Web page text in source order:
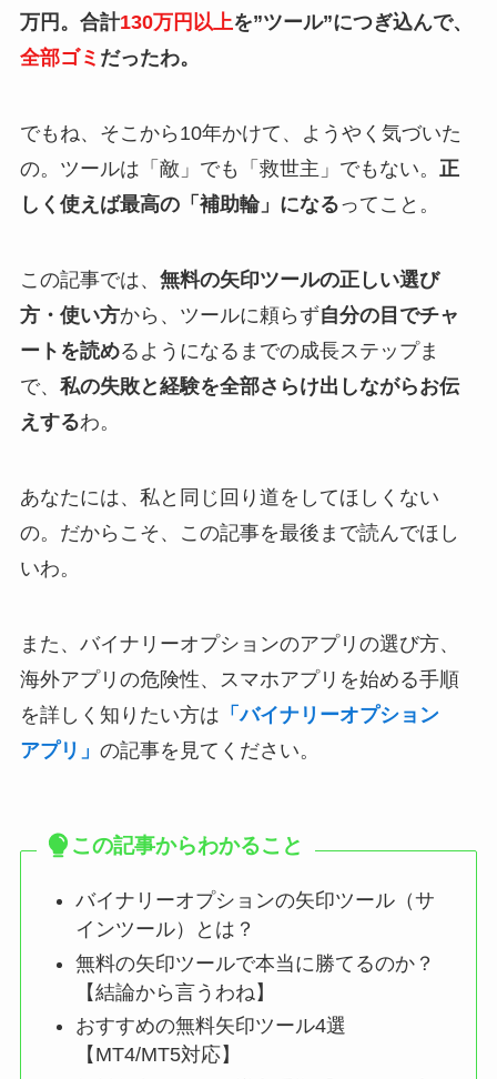
万円。合計130万円以上を”ツール”につぎ込んで、
全部ゴミ だったわ。
でもね、そこから10年かけて、ようやく気づいた
の。ツールは「敵」でも「救世主」でもない。 正
しく使えば最高の「補助輪」になるってこと。
この記事では、 無料の矢印ツールの正しい選び
方・使い方から、ツールに頼らず自分の目でチャ
ートを読めるようになるまでの成長ステップま
で、 私の失敗と経験を全部さらけ出しながらお伝
えするわ。
あなたには、私と同じ回り道をしてほしくない
の。だからこそ、この記事を最後まで読んでほし
いわ。
また、バイナリーオプションのアプリの選び方、
海外アプリの危険性、スマホアプリを始める手順
を詳しく知りたい方は 「バイナリーオプション
アプリ」 の記事を見てください。
この記事からわかること
バイナリーオプションの矢印ツール（サ
インツール）とは？
無料の矢印ツールで本当に勝てるのか？
【結論から言うわね】
おすすめの無料矢印ツール4選
【MT4/MT5対応】